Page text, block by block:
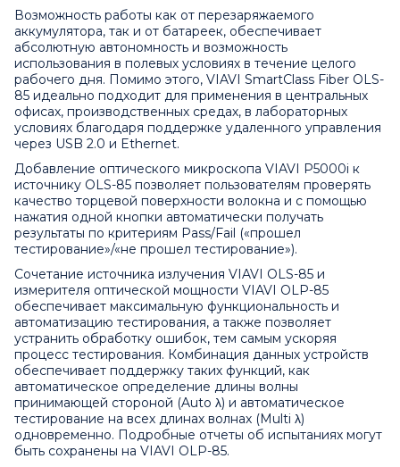
Возможность работы как от перезаряжаемого
аккумулятора, так и от батареек, обеспечивает
абсолютную автономность и возможность
использования в полевых условиях в течение целого
рабочего дня. Помимо этого, VIAVI SmartClass Fiber OLS-
85 идеально подходит для применения в центральных
офисах, производственных средах, в лабораторных
условиях благодаря поддержке удаленного управления
через USB 2.0 и Ethernet.
Добавление оптического микроскопа VIAVI P5000i к
источнику OLS-85 позволяет пользователям проверять
качество торцевой поверхности волокна и с помощью
нажатия одной кнопки автоматически получать
результаты по критериям Pass/Fail («прошел
тестирование»/«не прошел тестирование»).
Сочетание источника излучения VIAVI OLS-85 и
измерителя оптической мощности VIAVI OLP-85
обеспечивает максимальную функциональность и
автоматизацию тестирования, а также позволяет
устранить обработку ошибок, тем самым ускоряя
процесс тестирования. Комбинация данных устройств
обеспечивает поддержку таких функций, как
автоматическое определение длины волны
принимающей стороной (Auto λ) и автоматическое
тестирование на всех длинах волнах (Multi λ)
одновременно. Подробные отчеты об испытаниях могут
быть сохранены на VIAVI OLP-85.